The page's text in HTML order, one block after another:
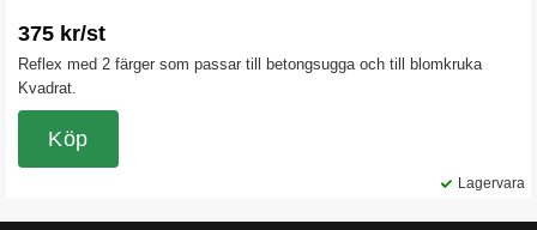
375 kr/st
Reflex med 2 färger som passar till betongsugga och till blomkruka
Kvadrat.
Lagervara
Köp